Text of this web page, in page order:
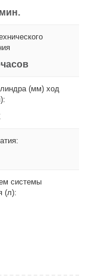
(мм) ход
системы
(л):